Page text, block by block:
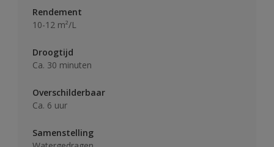
Rendement
10-12 m²/L
Droogtijd
Ca. 30 minuten
Overschilderbaar
Ca. 6 uur
Samenstelling